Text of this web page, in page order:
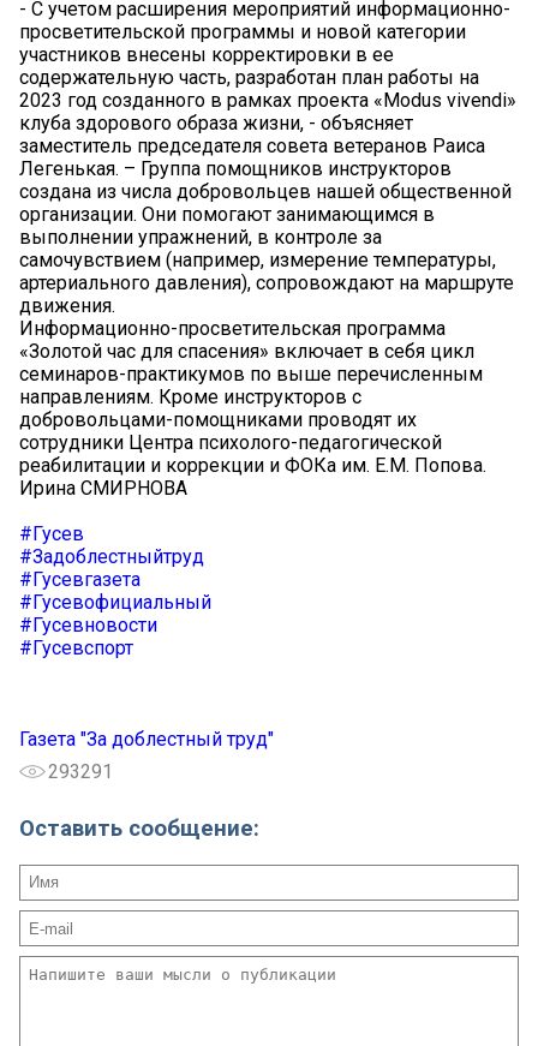
- С учетом расширения мероприятий информационно-
просветительской программы и новой категории
участников внесены корректировки в ее
содержательную часть, разработан план работы на
2023 год созданного в рамках проекта «Modus vivendi»
клуба здорового образа жизни, - объясняет
заместитель председателя совета ветеранов Раиса
Легенькая. – Группа помощников инструкторов
создана из числа добровольцев нашей общественной
организации. Они помогают занимающимся в
выполнении упражнений, в контроле за
самочувствием (например, измерение температуры,
артериального давления), сопровождают на маршруте
движения.
Информационно-просветительская программа
«Золотой час для спасения» включает в себя цикл
семинаров-практикумов по выше перечисленным
направлениям. Кроме инструкторов с
добровольцами-помощниками проводят их
сотрудники Центра психолого-педагогической
реабилитации и коррекции и ФОКа им. Е.М. Попова.
Ирина СМИРНОВА
#Гусев
#Задоблестныйтруд
#Гусевгазета
#Гусевофициальный
#Гусевновости
#Гусевспорт
Газета "За доблестный труд"
293291
Оставить сообщение: